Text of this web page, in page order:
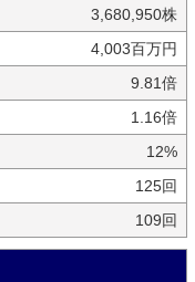
3,680,950株
4,003百万円
9.81倍
1.16倍
12%
125回
109回